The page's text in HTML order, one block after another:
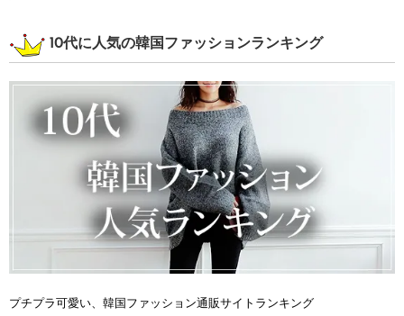
10代に人気の韓国ファッションランキング
プチプラ可愛い、韓国ファッション通販サイトランキング